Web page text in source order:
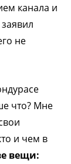
канала и
не
что? Мне
и чем в
вещи: